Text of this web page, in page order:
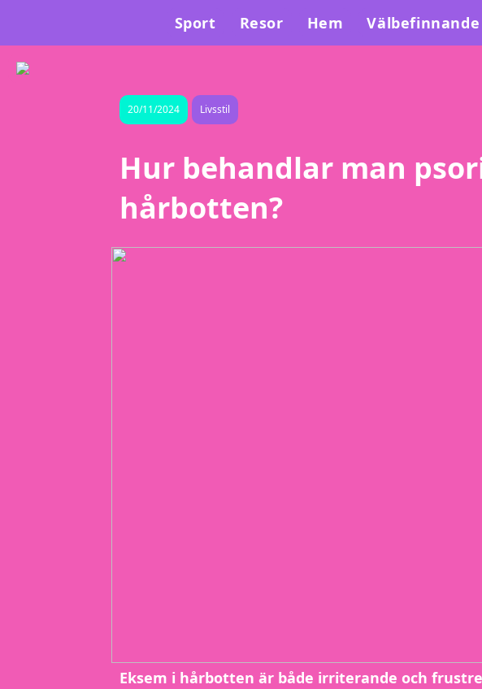
Sport Resor Hem Välbefinnande
20/11/2024 Livsstil
Hur behandlar man
hårbotten?
Eksem i hårbotten är både irriterande och